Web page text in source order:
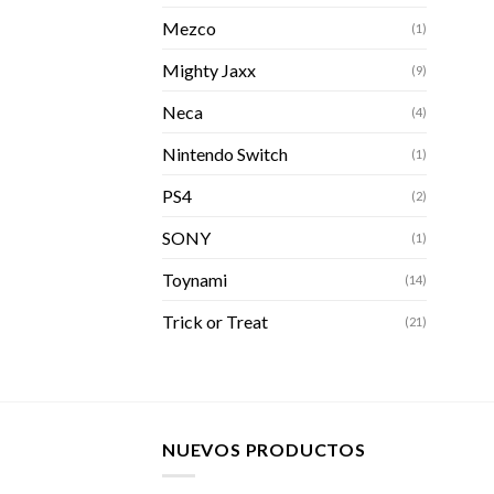
Mezco (1)
Mighty Jaxx (9)
Neca (4)
Nintendo Switch (1)
PS4 (2)
SONY (1)
Toynami (14)
Trick or Treat (21)
NUEVOS PRODUCTOS